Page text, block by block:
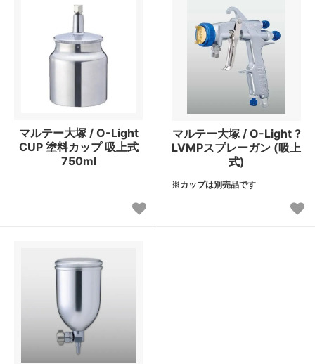
マルテー大塚 / O-Light
CUP 塗料カップ 吸上式
750ml
マルテー大塚 / O-Light ?
LVMPスプレーガン (吸上
式)
※カップは別売品です